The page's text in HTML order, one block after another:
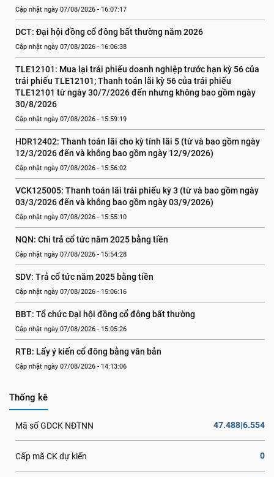
Cập nhật ngày 07/08/2026 - 16:07:17
DCT: Đại hội đồng cổ đông bất thường năm 2026
Cập nhật ngày 07/08/2026 - 16:06:38
TLE12101: Mua lại trái phiếu doanh nghiệp trước hạn kỳ 56 của
trái phiếu TLE12101; Thanh toán lãi kỳ 56 của trái phiếu
TLE12101 từ ngày 30/7/2026 đến nhưng không bao gồm ngày
30/8/2026
Cập nhật ngày 07/08/2026 - 15:59:19
HDR12402: Thanh toán lãi cho kỳ tính lãi 5 (từ và bao gồm ngày
12/3/2026 đến và không bao gồm ngày 12/9/2026)
Cập nhật ngày 07/08/2026 - 15:56:02
VCK125005: Thanh toán lãi trái phiếu kỳ 3 (từ và bao gồm ngày
03/3/2026 đến và không bao gồm ngày 03/9/2026)
Cập nhật ngày 07/08/2026 - 15:55:10
NQN: Chi trả cổ tức năm 2025 bằng tiền
Cập nhật ngày 07/08/2026 - 15:54:28
SDV: Trả cổ tức năm 2025 bằng tiền
Cập nhật ngày 07/08/2026 - 15:06:16
BBT: Tổ chức Đại hội đồng cổ đông bất thường
Cập nhật ngày 07/08/2026 - 15:05:26
RTB: Lấy ý kiến cổ đông bằng văn bản
Cập nhật ngày 07/08/2026 - 14:13:06
Thống kê
Mã số GDCK NĐTNN 47.488|6.554
Cấp mã CK dự kiến 0